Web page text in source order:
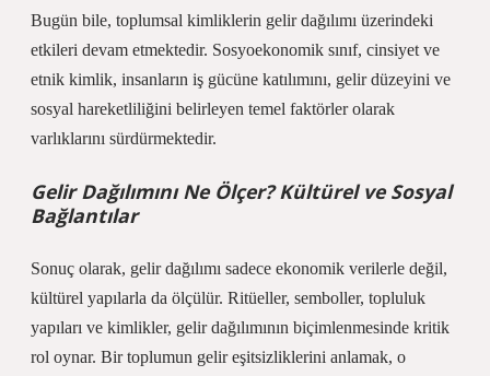
Bugün bile, toplumsal kimliklerin gelir dağılımı üzerindeki
etkileri devam etmektedir. Sosyoekonomik sınıf, cinsiyet ve
etnik kimlik, insanların iş gücüne katılımını, gelir düzeyini ve
sosyal hareketliliğini belirleyen temel faktörler olarak
varlıklarını sürdürmektedir.
Gelir Dağılımını Ne Ölçer? Kültürel ve Sosyal
Bağlantılar
Sonuç olarak, gelir dağılımı sadece ekonomik verilerle değil,
kültürel yapılarla da ölçülür. Ritüeller, semboller, topluluk
yapıları ve kimlikler, gelir dağılımının biçimlenmesinde kritik
rol oynar. Bir toplumun gelir eşitsizliklerini anlamak, o